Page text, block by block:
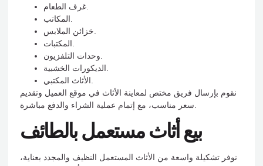
غرف الطعام.
المكاتب.
خزائن الملابس.
المكتبات.
وحدات التلفزيون.
الديكورات الخشبية.
الأثاث المكتبي.
نقوم بإرسال فريق مختص لمعاينة الأثاث في موقع العميل وتقديم
سعر مناسب، مع إتمام عملية الشراء والدفع مباشرة.
بيع أثاث مستعمل بالطائف
نوفر تشكيلة واسعة من الأثاث المستعمل النظيف والمجدد بعناية،